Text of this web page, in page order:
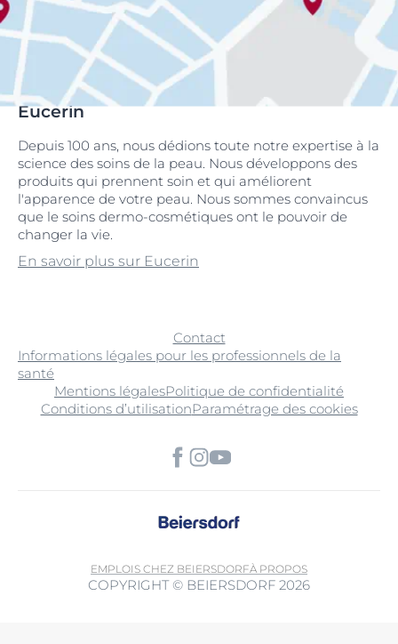
Eucerin
Depuis 100 ans, nous dédions toute notre expertise à la
science des soins de la peau. Nous développons des
produits qui prennent soin et qui améliorent
l'apparence de votre peau. Nous sommes convaincus
que le soins dermo-cosmétiques ont le pouvoir de
changer la vie.
En savoir plus sur Eucerin
Contact
Informations légales pour les professionnels de la
santé
Mentions légalesPolitique de confidentialité
Conditions d’utilisationParamétrage des cookies
EMPLOIS CHEZ BEIERSDORFÀ PROPOS
COPYRIGHT © BEIERSDORF 2026